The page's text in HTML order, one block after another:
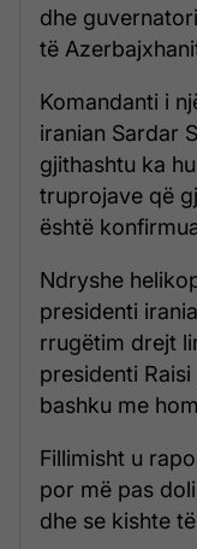
dhe
të
Komandanti i
iranian Sardar
gjithashtu ka
truprojave që
është
Ndryshe
presidenti
rrugëtim drejt
presidenti
bashku me
Fillimisht u
por më pas
dhe se kishte